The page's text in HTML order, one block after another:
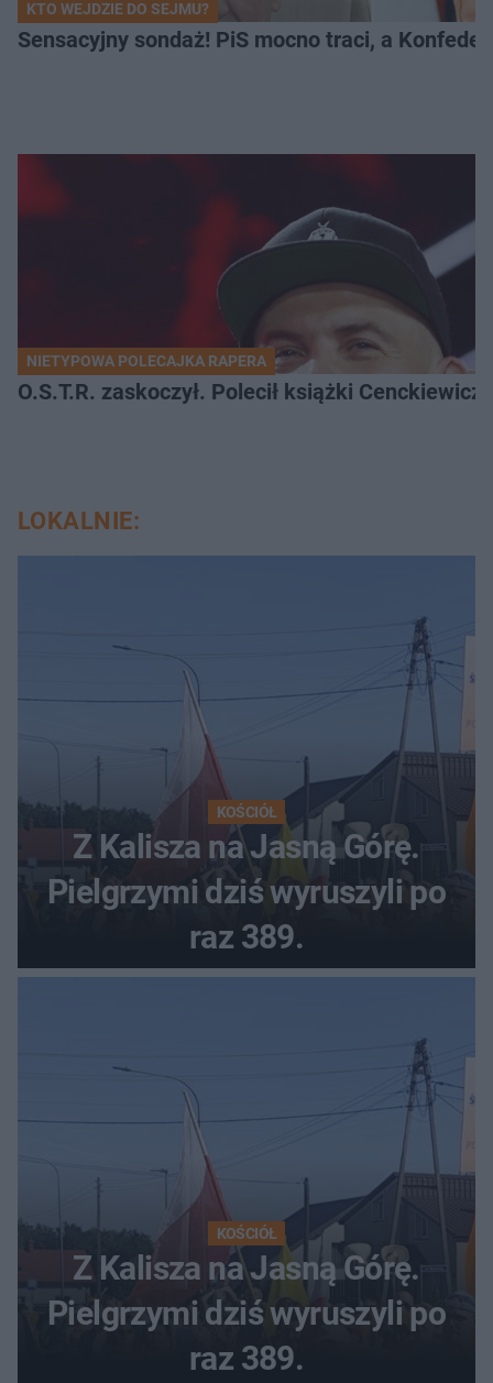
KTO WEJDZIE DO SEJMU?
Sensacyjny sondaż! PiS mocno traci, a
NIETYPOWA POLECAJKA RAPERA
O.S.T.R. zaskoczył. Polecił książki
LOKALNIE:
KOŚCIÓŁ
Z Kalisza na Jasną Górę.
Pielgrzymi dziś wyruszyli po
raz 389.
KOŚCIÓŁ
Z Kalisza na Jasną Górę.
Pielgrzymi dziś wyruszyli po
raz 389.